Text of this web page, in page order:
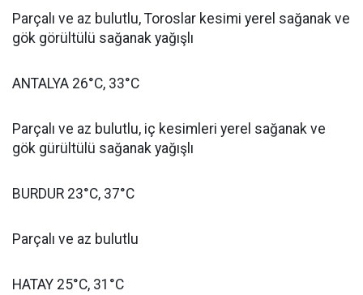
Parçalı ve az bulutlu, Toroslar kesimi yerel sağanak ve
gök görültülü sağanak yağışlı
ANTALYA 26°C, 33°C
Parçalı ve az bulutlu, iç kesimleri yerel sağanak ve
gök gürültülü sağanak yağışlı
BURDUR 23°C, 37°C
Parçalı ve az bulutlu
HATAY 25°C, 31°C